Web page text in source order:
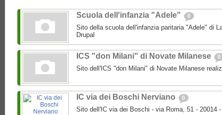
Scuola dell'infanzia "Adele" 0
Sito della scuola dell'infanzia paritaria "Adele" di
Drupal
ICS "don Milani" di Novate Milanese 0
Sito dell'ICS "don Milani" di Novate Milanese
IC via dei Boschi Nerviano 0
Sito dell'IC via dei Boschi - via Roma, 51 - 20014